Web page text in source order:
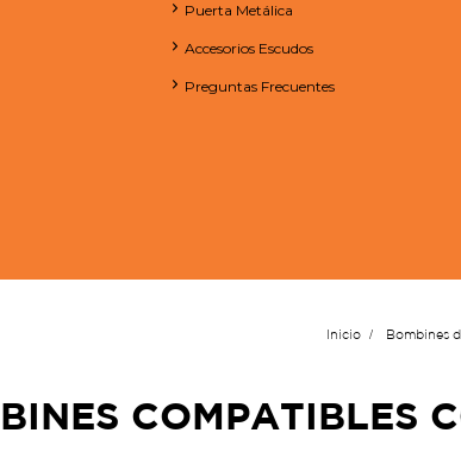
Puerta Metálica
Accesorios Escudos
Preguntas Frecuentes
Inicio Bombines
COMPATIBLES